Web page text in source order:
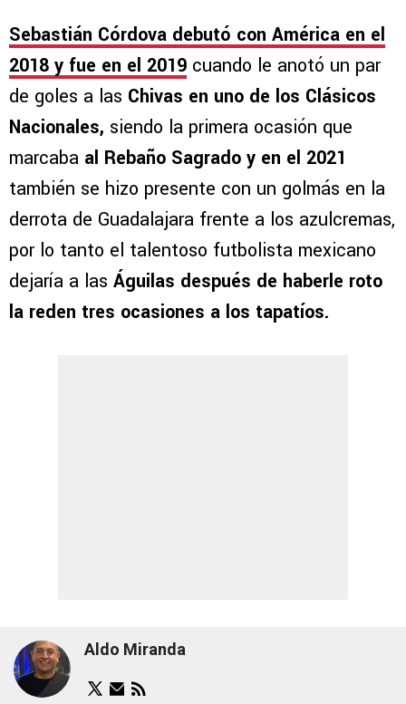
Sebastián Córdova debutó con América en el
2018 y fue en el 2019 cuando le anotó un par
de goles a las Chivas en uno de los Clásicos
Nacionales, siendo la primera ocasión que
marcaba al Rebaño Sagrado y en el 2021
también se hizo presente con un golmás en la
derrota de Guadalajara frente a los azulcremas,
por lo tanto el talentoso futbolista mexicano
dejaría a las Águilas después de haberle roto
la reden tres ocasiones a los tapatíos.
Aldo Miranda